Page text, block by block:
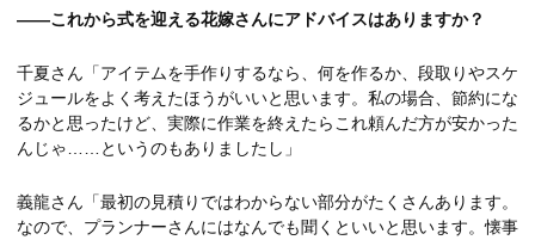
――これから式を迎える花嫁さんにアドバイスはありますか？
千夏さん「アイテムを手作りするなら、何を作るか、段取りやスケ
ジュールをよく考えたほうがいいと思います。私の場合、節約にな
るかと思ったけど、実際に作業を終えたらこれ頼んだ方が安かった
んじゃ……というのもありましたし」
義龍さん「最初の見積りではわからない部分がたくさんあります。
なので、プランナーさんにはなんでも聞くといいと思います。懐事